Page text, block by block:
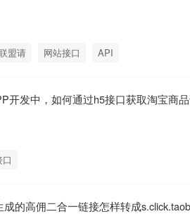
盟请 网站接口 API
开发中，如何通过h5接口获取淘宝商
口
的高佣二合一链接怎样转成